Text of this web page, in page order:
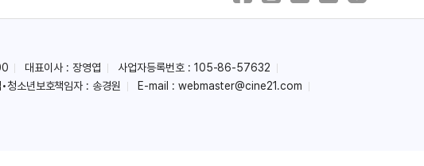
(2017)
대표이사 : 장영엽
사업자등록번호 : 105-86-57632
청소년보호책임자 : 송경원 E-mail : webmaster@cine21.com